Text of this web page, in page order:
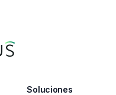
Soluciones